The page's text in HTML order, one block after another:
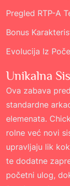
Pregled RTP-A
Bonus
Evolucija Iz
Unikalna
Ova zabava
standardne
elemenata.
rolne već novi
upravljaju lik
te dodatne
početni ulog,